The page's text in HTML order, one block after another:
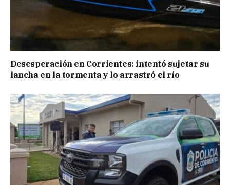
Desesperación en Corrientes: intentó sujetar su
lancha en la tormenta y lo arrastró el río